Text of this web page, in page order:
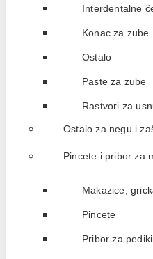
Interdentalne
Konac za zube
Ostalo
Paste za zube
Rastvori za
Ostalo za negu i
Pincete i pribor za
Makazice,
Pincete
Pribor za